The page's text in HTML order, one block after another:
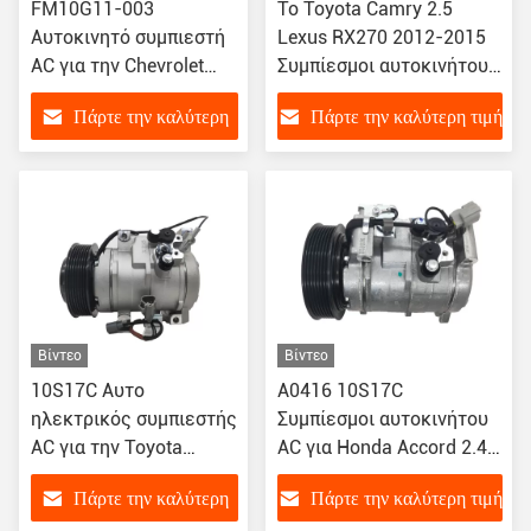
FM10G11-003
Αυτοκινητό συμπιεστή
AC για την Chevrolet
96406677 96528118
717855 717860
Πάρτε την καλύτερη
Το Toyota Camry 2.5
Lexus RX270 2012-2015
Συμπίεσμοι αυτοκινήτου
447280-6290 88310-
0R010 447260-2890
Πάρτε την καλύτερη τιμή
Βίντεο
10S17C Αυτο
ηλεκτρικός συμπιεστής
AC για την Toyota
Previa ACR30 Prado
4000 TRJ120 88320-
Πάρτε την καλύτερη
Βίντεο
A0416 10S17C
Συμπίεσμοι αυτοκινήτου
AC για Honda Accord 2.4
2004-2007 CM4 CM5
38810-RAA-A01 / 38810-
Πάρτε την καλύτερη τιμή